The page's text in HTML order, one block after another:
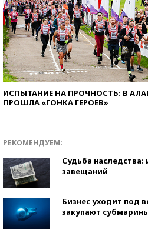
ИСПЫТАНИЕ НА ПРОЧНОСТЬ: В
ПРОШЛА «ГОНКА ГЕРОЕВ»
РЕКОМЕНДУЕМ:
Судьба
завещаний
Бизнес уходит под
закупают